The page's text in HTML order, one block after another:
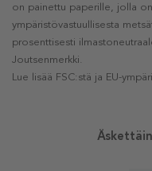
on painettu paperille, jolla
ympäristövastuullisesta
prosenttisesti
Joutsenmerkki.
Lue lisää FSC:stä ja EU-